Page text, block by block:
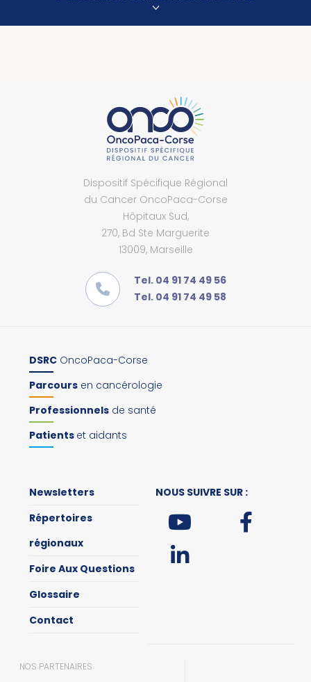
Dispositif Spécifique Régional
du Cancer OncoPaca-Corse
Hôpitaux Sud,
270, Bd Ste Marguerite
13009, Marseille
Tel. 04 91 74 49 56
Tel. 04 91 74 49 58
DSRC OncoPaca-Corse
Parcours en cancérologie
Professionnels de santé
Patients et aidants
Newsletters
Répertoires
régionaux
Foire Aux Questions
Glossaire
Contact
NOUS SUIVRE SUR :
NOS PARTENAIRES